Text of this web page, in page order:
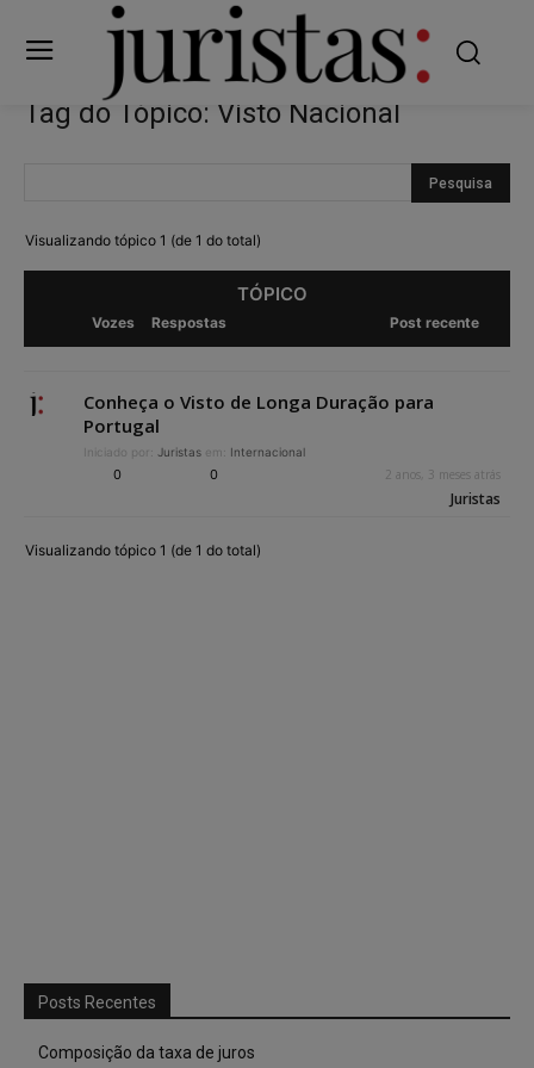
Tag do Tópico: Visto Nacional
Visualizando tópico 1 (de 1 do total)
TÓPICO
Vozes Respostas Post recente
Conheça o Visto de Longa Duração para
Portugal
Iniciado por: Juristas em: Internacional
0 0 2 anos, 3 meses atrás
Juristas
Visualizando tópico 1 (de 1 do total)
Posts Recentes
Composição da taxa de juros